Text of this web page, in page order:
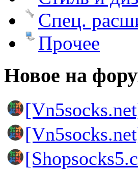
Спец.
Прочее
Новое на